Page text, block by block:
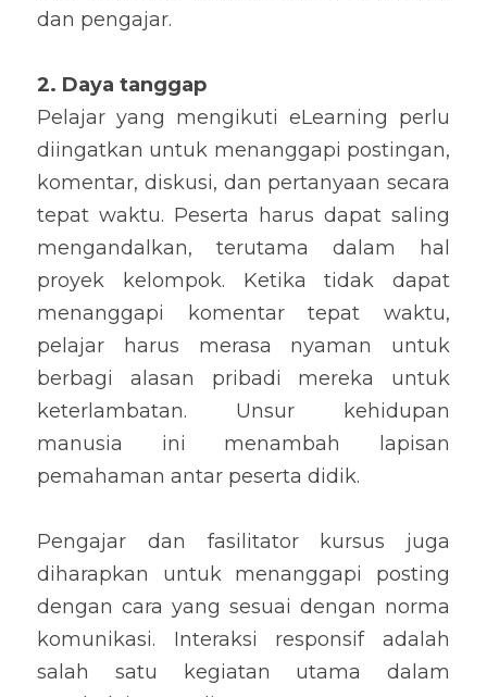
dan pengajar.
2. Daya tanggap
Pelajar yang mengikuti eLearning perlu
diingatkan untuk menanggapi postingan,
komentar, diskusi, dan pertanyaan secara
tepat waktu. Peserta harus dapat saling
mengandalkan, terutama dalam hal
proyek kelompok. Ketika tidak dapat
menanggapi komentar tepat waktu,
pelajar harus merasa nyaman untuk
berbagi alasan pribadi mereka untuk
keterlambatan. Unsur kehidupan
manusia ini menambah lapisan
pemahaman antar peserta didik.
Pengajar dan fasilitator kursus juga
diharapkan untuk menanggapi posting
dengan cara yang sesuai dengan norma
komunikasi. Interaksi responsif adalah
salah satu kegiatan utama dalam